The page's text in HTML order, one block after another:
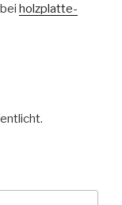
holzplatte-